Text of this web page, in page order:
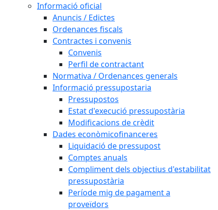
Informació oficial
Anuncis / Edictes
Ordenances fiscals
Contractes i convenis
Convenis
Perfil de contractant
Normativa / Ordenances generals
Informació pressupostaria
Pressupostos
Estat d'execució pressupostària
Modificacions de crèdit
Dades econòmicofinanceres
Liquidació de pressupost
Comptes anuals
Compliment dels objectius d'estabilitat
pressupostària
Període mig de pagament a
proveïdors